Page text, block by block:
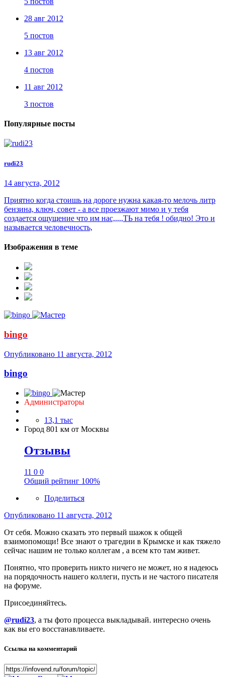
28 авг 2012
5 постов
13 авг 2012
4 постов
11 авг 2012
3 постов
Популярные посты
rudi23
14 августа, 2012
Приятно когда стоишь на дороге нужна какая-то мелочь литр
бензина, ключ, совет - а все проезжают мимо и у тебя
создается ощущение что им нас,,,,,ТЬ на тебя ! обидно! Это и
называется человечность,
Изображения в теме
bingo
Опубликовано 11 августа, 2012
bingo
Администраторы
13,1 тыс
Город 801 км от Москвы
Отзывы
11 0 0
Общий рейтинг 100%
Поделиться
Опубликовано 11 августа, 2012
От себя. Можно сказать это первый шажок к общей
взаимопомощи! Все знают о трагедии в Крымске и как тяжело
сейчас нашим не только коллегам , а всем кто там живет.
Понятно, что проверить никто ничего не может, но я надеюсь
на порядочность нашего коллеги, пусть и не частого писателя
на форуме.
Присоединяйтесь.
@rudi23, а ты фото процесса выкладывай. интересно очень
как вы его восстанавливаете.
Ссылка на комментарий